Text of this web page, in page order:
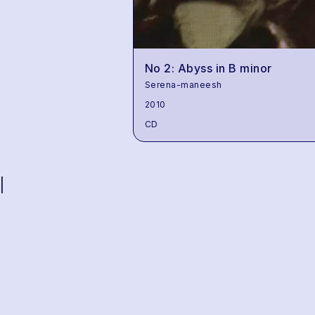
No 2: Abyss in B minor
Serena-maneesh
2010
CD